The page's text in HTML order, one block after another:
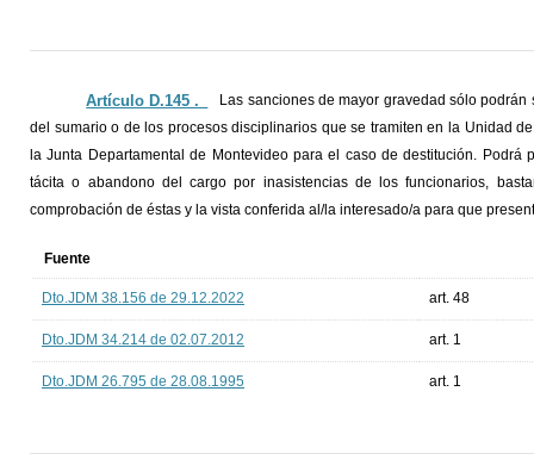
Artículo D.145 ._
Las sanciones de mayor gravedad sólo
del sumario o de los procesos disciplinarios que se tramiten en la Unidad
la Junta Departamental de Montevideo para el caso de destitución.
tácita o abandono del cargo por inasistencias de los funcionarios,
comprobación de éstas y la vista conferida al/la interesado/a para que
Fuente
Dto.JDM 38.156 de 29.12.2022 art. 48
Dto.JDM 34.214 de 02.07.2012 art. 1
Dto.JDM 26.795 de 28.08.1995 art. 1